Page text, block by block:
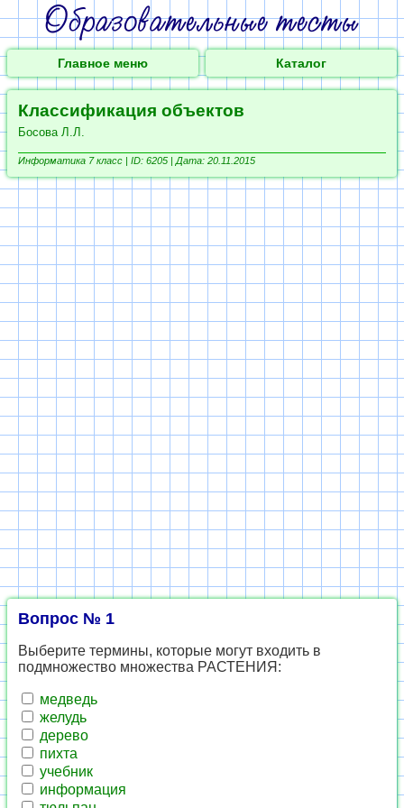
Главное меню Каталог
Классификация объектов
Босова Л.Л.
Информатика 7 класс | ID: 6205 | Дата: 20.11.2015
Вопрос № 1
Выберите термины, которые могут входить в
подмножество множества РАСТЕНИЯ:
медведь
желудь
дерево
пихта
учебник
информация